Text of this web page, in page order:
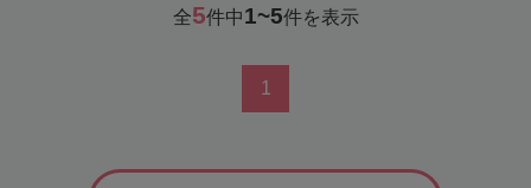
全5件中1~5件を表示
1